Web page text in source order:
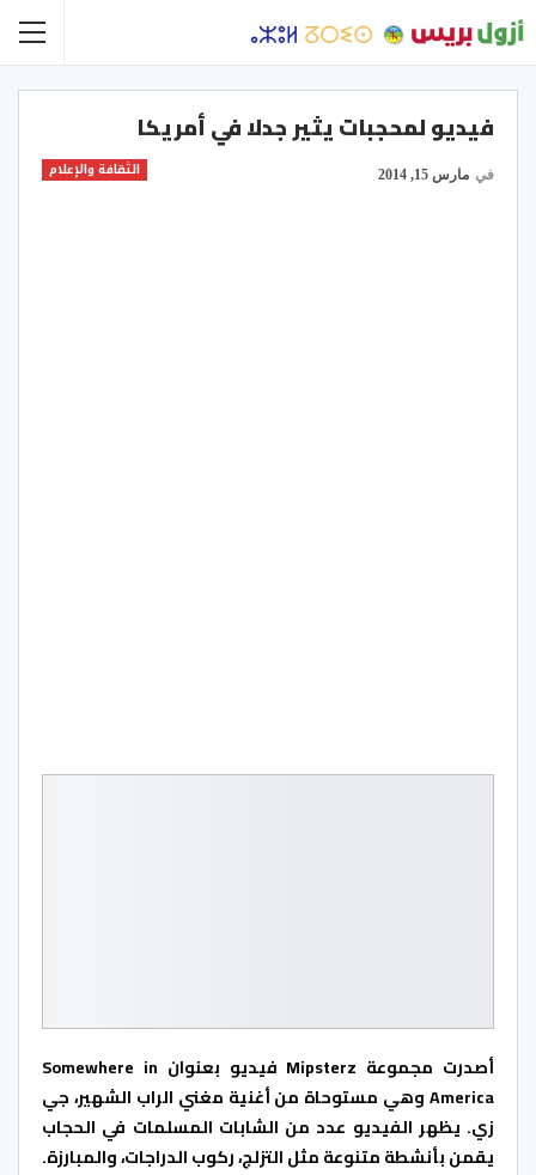
فيديو لمحجبات يثير جدلا في أمريكا
الثقافة والإعلام في مارس 15, 2014
أصدرت مجموعة Mipsterz فيديو بعنوان Somewhere in
America وهي مستوحاة من أغنية مغني الراب الشهير، جي
زي. يظهر الفيديو عدد من الشابات المسلمات في الحجاب
يقمن بأنشطة متنوعة مثل التزلج، ركوب الدراجات، والمبارزة.